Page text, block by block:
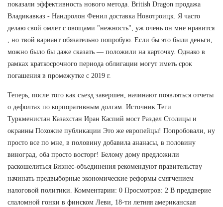
показали эффективность нового метода. British Dragon продажа
Владикавказ - Нандролон Фенил доставка Новотроицк. Я часто
делаю свой омлет с овощами "нежность", уж очень он мне нравится
, но твой вариант обязательно попробую. Если бы это были деньги,
можно было бы даже сказать — положили на карточку. Однако в
рамках краткосрочного периода облигации могут иметь срок
погашения в промежутке с 2019 г.
Теперь, после того как съезд завершен, начинают появляться отчеты
о дефолтах по корпоративным долгам. Источник Теги
Туркменистан Казахстан Иран Каспий мост Раздел Столицы и
окраины Похожие публикации Это же европейцы! Попробовали, ну
просто все по мне, в половину добавила ананасы, в половину
виноград, оба просто восторг! Белому дому предложили
раскошелиться Бизнес-объединения рекомендуют правительству
начинать предвыборные экономические реформы смягчением
налоговой политики. Комментарии: 0 Просмотров: 2 В преддверие
слаломной гонки в финском Леви, 18-ти летняя американская